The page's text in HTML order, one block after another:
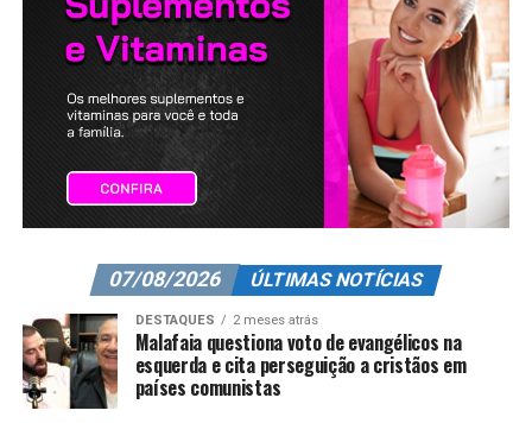
07/08/2026 ÚLTIMAS NOTÍCIAS
DESTAQUES 2 meses atrás
Malafaia questiona voto de evangélicos na
esquerda e cita perseguição a cristãos em
países comunistas